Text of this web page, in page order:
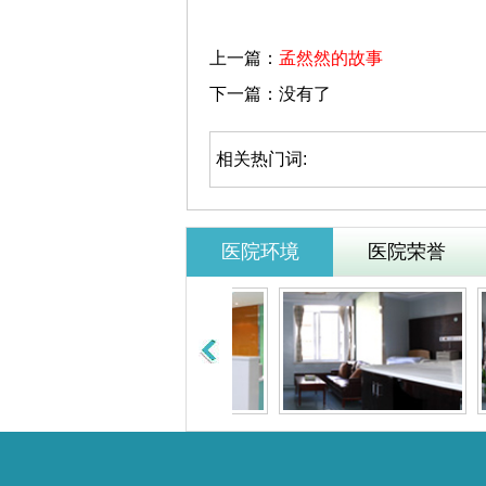
上一篇： 孟然然的故事
下一篇：没有了
相关热门词:
医院环境 医院荣誉